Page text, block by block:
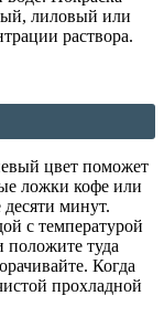
лиловый или
раствора.
цвет поможет
ложки кофе или
десяти минут.
с температурой
положите туда
Когда
прохладной